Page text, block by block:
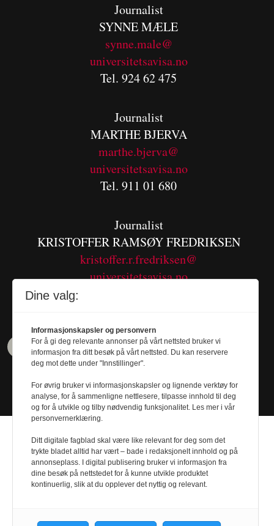
Journalist
SYNNE MÆLE
synne.male@
universitetsavisa.no
Tel. 924 62 475
Journalist
MARTHE BJERVA
marthe.bjerva@
universitetsavisa.no
Tel. 911 01 680
Journalist
KRISTOFFER RAMSØY FREDRIKSEN
kristoffer.r.fredriksen@
universitetsavisa.no
Design byNordström Design- Powered by
Dine valg:
Informasjonskapsler og personvern
For å gi deg relevante annonser på vårt nettsted bruker vi
informasjon fra ditt besøk på vårt nettsted. Du kan reservere
deg mot dette under "Innstillinger".
For øvrig bruker vi informasjonskapsler og lignende verktøy for
analyse, for å sammenligne nettlesere, tilpasse innhold til deg
og for å utvikle og tilby nødvendig funksjonalitet. Les mer i vår
personvernerklæring.
Ditt digitale fagblad skal være like relevant for deg som det
trykte bladet alltid har vært – bade i redaksjonelt innhold og på
annonseplass. I digital publisering bruker vi informasjon fra
dine besøk på nettstedet for å kunne utvikle produktet
kontinuerlig, slik at du opplever det nyttig og relevant.